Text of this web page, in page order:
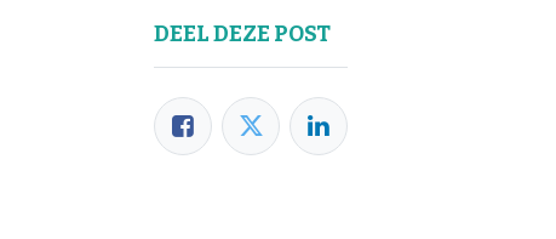
DEEL DEZE POST